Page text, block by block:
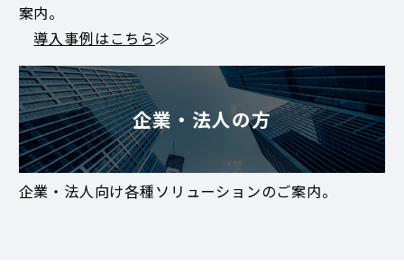
案内。
導入事例はこちら≫
企業・法人の方
企業・法人向け各種ソリューションのご案内。